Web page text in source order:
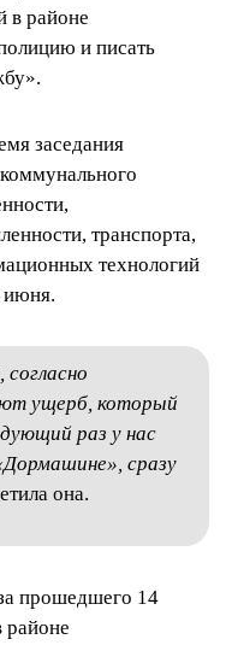
в районе
и писать
заседания
транспорта,
технологий
июня.
ущерб, который
раз у нас
сразу
она.
прошедшего 14
районе